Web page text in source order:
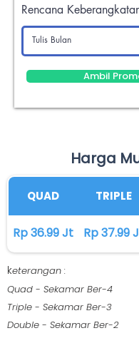
Rencana
Ambil
Harga
QUAD TRIPLE
Rp 36.99 Jt Rp 37.99
keterangan :
Quad - Sekamar Ber-4
Triple - Sekamar Ber-3
Double - Sekamar Ber-2